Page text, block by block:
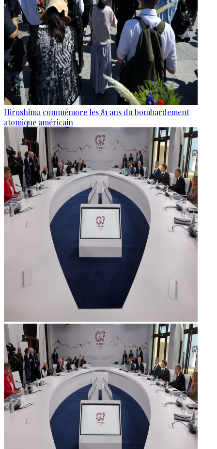
Hiroshima commémore les 81 ans du bombardement
atomique américain